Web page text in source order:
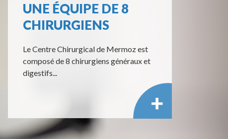
UNE ÉQUIPE DE 8
CHIRURGIENS
Le Centre Chirurgical de Mermoz est
composé de 8 chirurgiens généraux et
digestifs...